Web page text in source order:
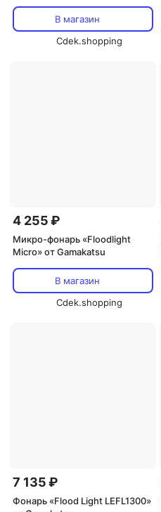
В магазин
Cdek.shopping
4 255 ₽
Микро-фонарь «Floodlight
Micro» от Gamakatsu
В магазин
Cdek.shopping
7 135 ₽
Фонарь «Flood Light LEFL1300»